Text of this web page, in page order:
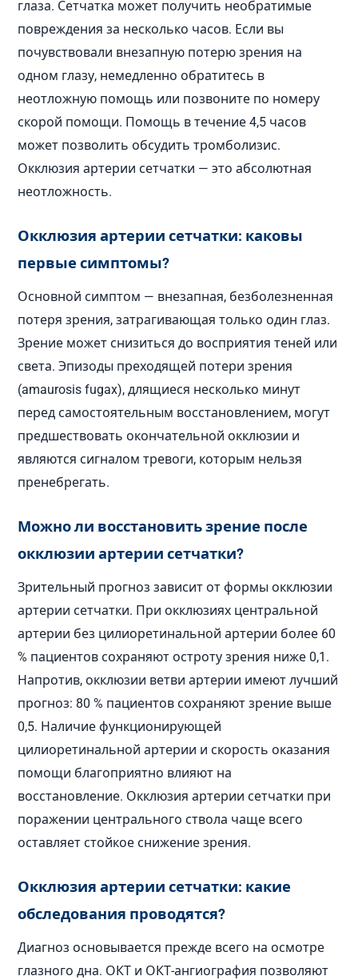
глаза. Сетчатка может получить необратимые
повреждения за несколько часов. Если вы
почувствовали внезапную потерю зрения на
одном глазу, немедленно обратитесь в
неотложную помощь или позвоните по номеру
скорой помощи. Помощь в течение 4,5 часов
может позволить обсудить тромболизис.
Окклюзия артерии сетчатки — это абсолютная
неотложность.
Окклюзия артерии сетчатки: каковы
первые симптомы?
Основной симптом — внезапная, безболезненная
потеря зрения, затрагивающая только один глаз.
Зрение может снизиться до восприятия теней или
света. Эпизоды преходящей потери зрения
(amaurosis fugax), длящиеся несколько минут
перед самостоятельным восстановлением, могут
предшествовать окончательной окклюзии и
являются сигналом тревоги, которым нельзя
пренебрегать.
Можно ли восстановить зрение после
окклюзии артерии сетчатки?
Зрительный прогноз зависит от формы окклюзии
артерии сетчатки. При окклюзиях центральной
артерии без цилиоретинальной артерии более 60
% пациентов сохраняют остроту зрения ниже 0,1.
Напротив, окклюзии ветви артерии имеют лучший
прогноз: 80 % пациентов сохраняют зрение выше
0,5. Наличие функционирующей
цилиоретинальной артерии и скорость оказания
помощи благоприятно влияют на
восстановление. Окклюзия артерии сетчатки при
поражении центрального ствола чаще всего
оставляет стойкое снижение зрения.
Окклюзия артерии сетчатки: какие
обследования проводятся?
Диагноз основывается прежде всего на осмотре
глазного дна. ОКТ и ОКТ-ангиография позволяют